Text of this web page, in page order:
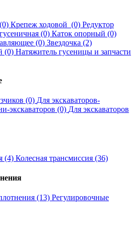
Крепеж ходовой (0) Редуктор
(0) Каток опорный (0)
(0) Звездочка (2)
(0) Натяжитель гусеницы и запчасти
(0) Для экскаваторов-
экскаваторов (0) Для экскаваторов
(4) Колесная трансмиссия (36)
(13) Регулировочные